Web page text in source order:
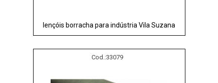
lençóis borracha para indústria Vila Suzana
Cod.:33079